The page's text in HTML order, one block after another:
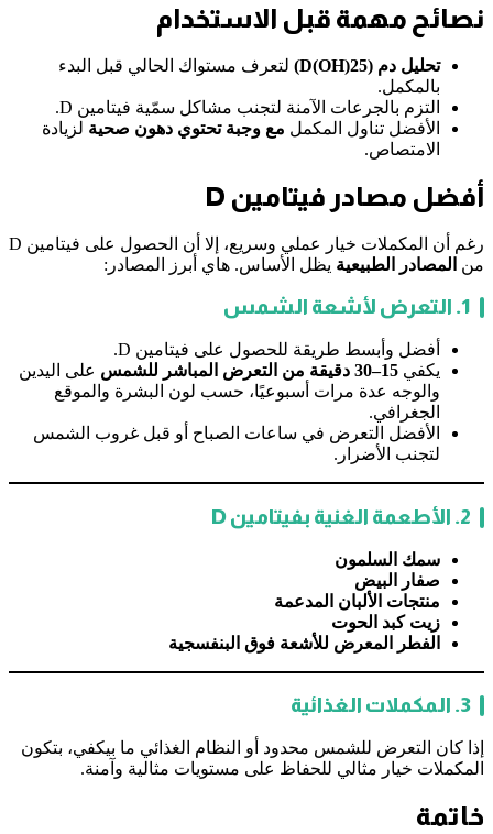
نصائح مهمة قبل الاستخدام
تحليل دم (25(OH)D)
لتعرف مستواك الحالي قبل البدء
بالمكمل.
التزم بالجرعات الآمنة لتجنب مشاكل سمّية فيتامين D.
الأفضل تناول المكمل مع وجبة تحتوي دهون صحية لزيادة
الامتصاص.
أفضل مصادر فيتامين D
رغم أن المكملات خيار عملي وسريع، إلا أن الحصول على فيتامين D
من المصادر الطبيعية يظل الأساس. هاي أبرز المصادر:
1. التعرض لأشعة الشمس
أفضل وأبسط طريقة للحصول على فيتامين D.
يكفي 15–30 دقيقة من التعرض المباشر للشمس
على اليدين
والوجه عدة مرات أسبوعيًا، حسب لون البشرة والموقع
الجغرافي.
الأفضل التعرض في ساعات الصباح أو قبل غروب الشمس
لتجنب الأضرار.
2. الأطعمة الغنية بفيتامين D
سمك السلمون
صفار البيض
منتجات الألبان المدعمة
زيت كبد الحوت
الفطر المعرض للأشعة فوق البنفسجية
3. المكملات الغذائية
إذا كان التعرض للشمس محدود أو النظام الغذائي ما بيكفي، بتكون
المكملات خيار مثالي للحفاظ على مستويات مثالية وآمنة.
خاتمة